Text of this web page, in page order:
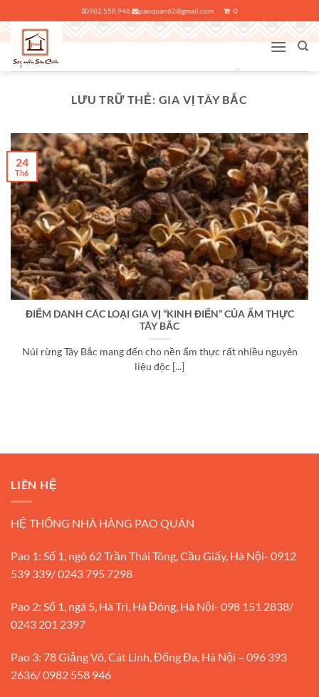
qua
nội
dung
0982.558.946 paoquan62@gmail.com 0
LƯU TRỮ THẺ: GIA VỊ TÂY BẮC
ĐIỂM DANH CÁC LOẠI GIA VỊ “KINH ĐIỂN” CỦA ẨM THỰC
TÂY BẮC
Núi rừng Tây Bắc mang đến cho nền ẩm thực rất nhiều nguyên
liệu độc [...]
24
Th6
LIÊN HỆ
HỆ THỐNG NHÀ HÀNG PAO QUÁN
Pao 1: Số 1, ngõ 62 Trần Thái Tông, Cầu Giấy, Hà Nội- 0912
539 339/ 0243 795 7298
Pao 2: Số 1, ngã 5, Hà Trì, Hà Đông, Hà Nội- 098 151 2838/
0243 201 2397
Pao 3: 78 Giảng Võ, Cát Linh, Đống Đa, Hà Nội – 096 393
2636/ 0982 558 946